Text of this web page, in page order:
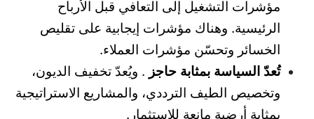
مؤشرات التشغيل إلى التعافي قبل الأرباح
الرئيسية. وهناك مؤشرات إيجابية على تقليص
الخسائر وتحسّن مؤشرات العملاء.
تُعدّ السياسة بمثابة حاجز . ويُعدّ تخفيف الديون،
وتخصيص الطيف الترددي، والمشاريع الاستراتيجية
بمثابة أرضية مانعة للاستثمار.